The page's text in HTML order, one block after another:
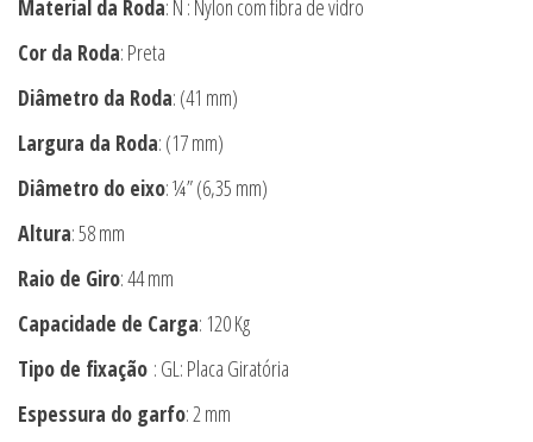
Material da Roda: N : Nylon com fibra de vidro
Cor da Roda: Preta
Diâmetro da Roda: (41 mm)
Largura da Roda: (17 mm)
Diâmetro do eixo: ¼” (6,35 mm)
Altura: 58 mm
Raio de Giro: 44 mm
Capacidade de Carga: 120 Kg
Tipo de fixação : GL: Placa Giratória
Espessura do garfo: 2 mm